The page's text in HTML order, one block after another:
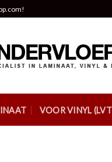
VOOR VINYL